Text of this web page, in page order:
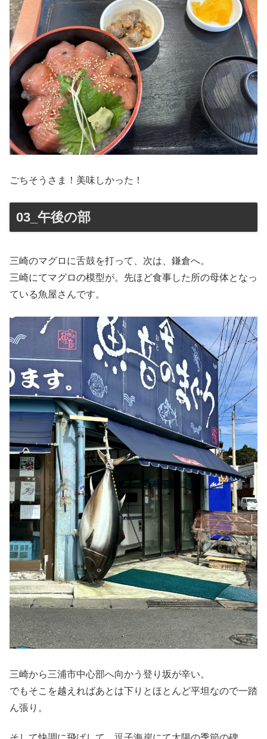
ごちそうさま！美味しかった！
03_午後の部
三崎のマグロに舌鼓を打って、次は、鎌倉へ。
三崎にてマグロの模型が。先ほど食事した所の母体となっ
ている魚屋さんです。
三崎から三浦市中心部へ向かう登り坂が辛い。
でもそこを越えればあとは下りとほとんど平坦なので一踏
ん張り。